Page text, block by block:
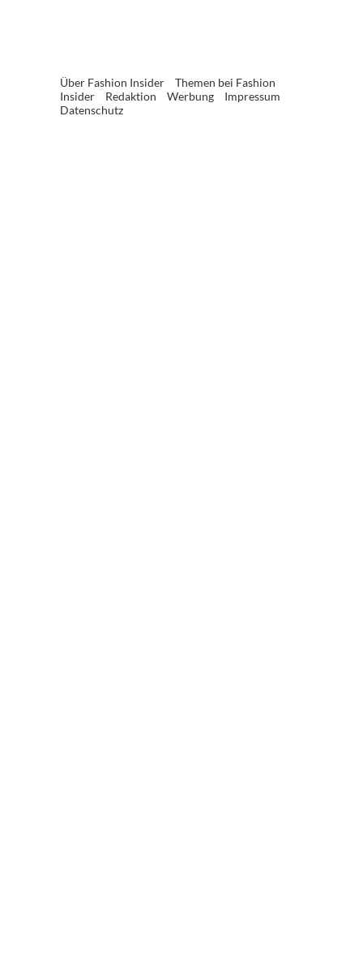
Über Fashion Insider
Themen bei Fashion
Insider
Redaktion Werbung
Impressum
Datenschutz